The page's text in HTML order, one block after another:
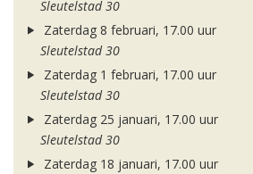
Sleutelstad 30
Zaterdag 8 februari, 17.00 uur
Sleutelstad 30
Zaterdag 1 februari, 17.00 uur
Sleutelstad 30
Zaterdag 25 januari, 17.00 uur
Sleutelstad 30
Zaterdag 18 januari, 17.00 uur